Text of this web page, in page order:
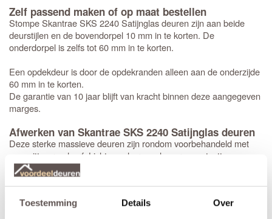
Toestemming Details Over
Zelf passend maken of op maat bestellen
Stompe Skantrae SKS 2240 Satijnglas deuren zijn aan beide
deurstijlen en de bovendorpel 10 mm in te korten. De
onderdorpel is zelfs tot 60 mm in te korten.
Een opdekdeur is door de opdekranden alleen aan de onderzijde
60 mm in te korten.
De garantie van 10 jaar blijft van kracht binnen deze aangegeven
marges.
Afwerken van Skantrae SKS 2240 Satijnglas deuren
Deze sterke massieve deuren zijn rondom voorbehandeld met
een witte grondverf. Licht opschuren, plamuren, ontvetten en
tweemaal aflakken is het advies voor het mooiste eindresultaat.
Jouw nieuwehuisbezorgd in slechts 5 werkdagen
(Bewerkingen zoals een extra tochtvaldorpel verlengt de levertijd